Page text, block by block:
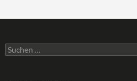
Suchen
nach: